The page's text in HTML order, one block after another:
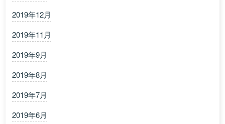
2019年12月
2019年11月
2019年9月
2019年8月
2019年7月
2019年6月